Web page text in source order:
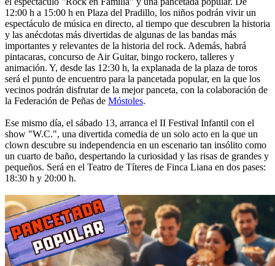
12:00 h a 15:00 h en Plaza del Pradillo, los niños podrán vivir un
espectáculo de música en directo, al tiempo que descubren la historia
y las anécdotas más divertidas de algunas de las bandas más
importantes y relevantes de la historia del rock. Además, habrá
pintacaras, concurso de Air Guitar, bingo rockero, talleres y
animación. Y, desde las 12:30 h, la explanada de la plaza de toros
será el punto de encuentro para la pancetada popular, en la que los
vecinos podrán disfrutar de la mejor panceta, con la colaboración de
la Federación de Peñas de Móstoles.
Ese mismo día, el sábado 13, arranca el II Festival Infantil con el
show "W.C.", una divertida comedia de un solo acto en la que un
clown descubre su independencia en un escenario tan insólito como
un cuarto de baño, despertando la curiosidad y las risas de grandes y
pequeños. Será en el Teatro de Títeres de Finca Liana en dos pases:
18:30 h y 20:00 h.